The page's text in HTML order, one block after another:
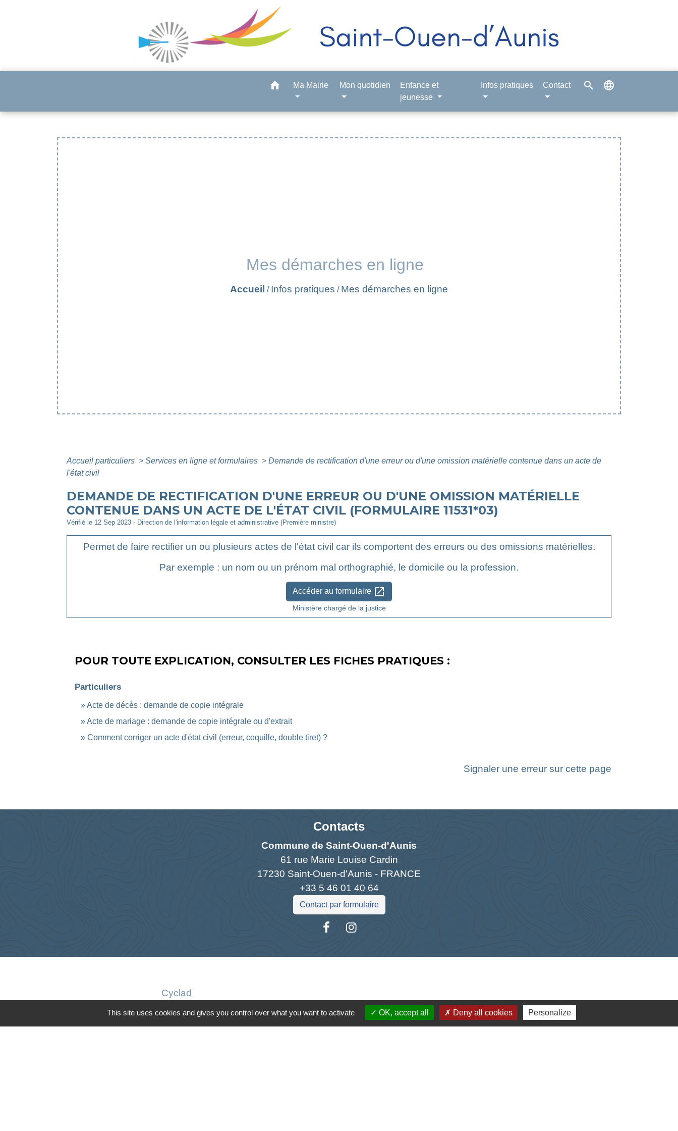
home Ma Mairie Mon quotidien
Enfance et
jeunesse
Infos pratiques Contact search language
Mes démarches en ligne
Accueil / Infos pratiques / Mes démarches en ligne
Accueil particuliers > Services en ligne et formulaires > Demande de rectification d'une erreur ou d'une omission matérielle contenue dans un acte de
l'état civil
DEMANDE DE RECTIFICATION D'UNE ERREUR OU D'UNE OMISSION MATÉRIELLE
CONTENUE DANS UN ACTE DE L'ÉTAT CIVIL (FORMULAIRE 11531*03)
Vérifié le 12 Sep 2023 - Direction de l'information légale et administrative (Première ministre)
Permet de faire rectifier un ou plusieurs actes de l'état civil car ils comportent des erreurs ou des omissions matérielles.
Par exemple : un nom ou un prénom mal orthographié, le domicile ou la profession.
Accéder au formulaire open_in_new
Ministère chargé de la justice
POUR TOUTE EXPLICATION, CONSULTER LES FICHES PRATIQUES :
Particuliers
Acte de décès : demande de copie intégrale
Acte de mariage : demande de copie intégrale ou d'extrait
Comment corriger un acte d'état civil (erreur, coquille, double tiret) ?
Signaler une erreur sur cette page
Contacts
Commune de Saint-Ouen-d'Aunis
61 rue Marie Louise Cardin
17230 Saint-Ouen-d'Aunis - FRANCE
+33 5 46 01 40 64
Contact par formulaire
Cyclad
CDC Aunis Atlantique
This site uses cookies and gives you control over what you want to activate OK, accept all Deny all cookies Personalize